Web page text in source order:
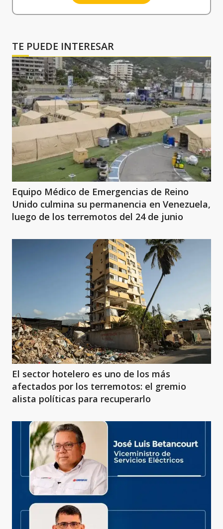
TE PUEDE INTERESAR
Equipo Médico de Emergencias de Reino
Unido culmina su permanencia en Venezuela,
luego de los terremotos del 24 de junio
El sector hotelero es uno de los más
afectados por los terremotos: el gremio
alista políticas para recuperarlo